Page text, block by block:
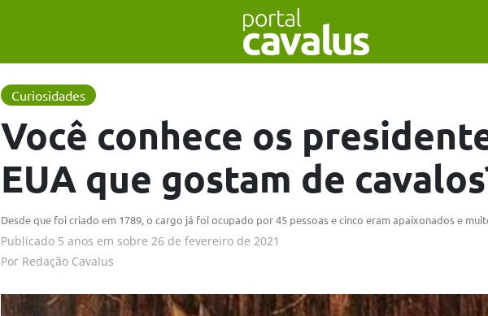
Curiosidades
Você conhece os
EUA que gostam de
Desde que foi criado em 1789, o cargo já foi ocupado por 45 pessoas e cinco eram apaixonados e
Publicado 5 anos em sobre 26 de fevereiro de 2021
Por Redação Cavalus